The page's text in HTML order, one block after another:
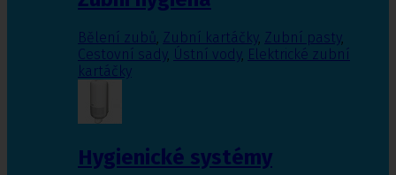
Bělení zubů, Zubní kartáčky, Zubní pasty,
Cestovní sady, Ústní vody, Elektrické zubní
kartáčky
Hygienické systémy